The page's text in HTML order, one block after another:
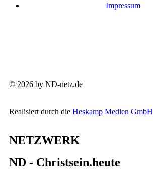
Impressum
© 2026 by ND-netz.de
Realisiert durch die Heskamp Medien GmbH
NETZWERK
ND - Christsein.heute